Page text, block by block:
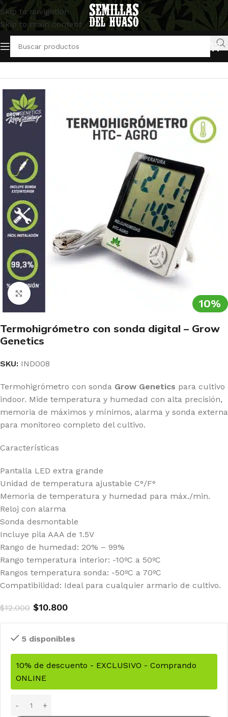
Skip to navigation
Skip to main content
Inicio/Artículos Indoor/Medición
10%
Clic para ampliar
Termohigrómetro con sonda digital – Grow
Genetics
SKU: IND008
Termohigrómetro con sonda Grow Genetics para cultivo
indoor. Mide temperatura y humedad con alta precisión,
memoria de máximos y mínimos, alarma y sonda externa
para monitoreo completo del cultivo.
Características
Pantalla LED extra grande
Unidad de temperatura ajustable C°/F°
Memoria de temperatura y humedad para máx./min.
Reloj con alarma
Sonda desmontable
Incluye pila AAA de 1.5V
Rango de humedad: 20% – 99%
Rango temperatura interior: -10ºC a 50ºC
Rangos temperatura sonda: -50ºC a 70ºC
Compatibilidad: Ideal para cualquier armario de cultivo.
$12.000 $10.800
5 disponibles
10% de descuento - EXCLUSIVO - Comprando
ONLINE